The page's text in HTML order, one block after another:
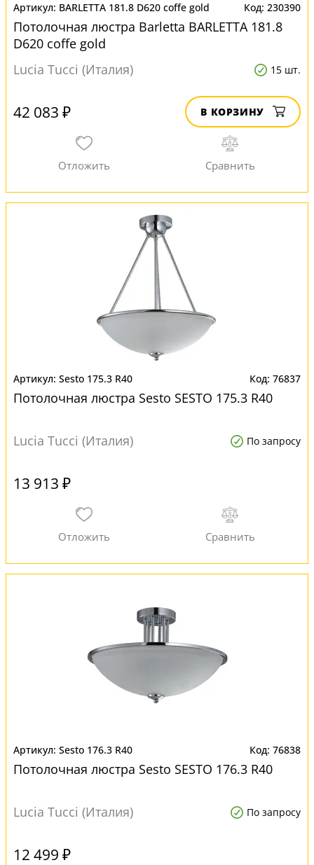
BARLETTA 181.8 D620 coffe gold 230390
Потолочная люстра Barletta BARLETTA 181.8
D620 coffe gold
Lucia Tucci (Италия)
15 шт.
42 083 ₽ В КОРЗИНУ
Sesto 175.3 R40 76837
Потолочная люстра Sesto SESTO 175.3 R40
Lucia Tucci (Италия) По запросу
13 913 ₽
Sesto 176.3 R40 76838
Потолочная люстра Sesto SESTO 176.3 R40
Lucia Tucci (Италия) По запросу
12 499 ₽